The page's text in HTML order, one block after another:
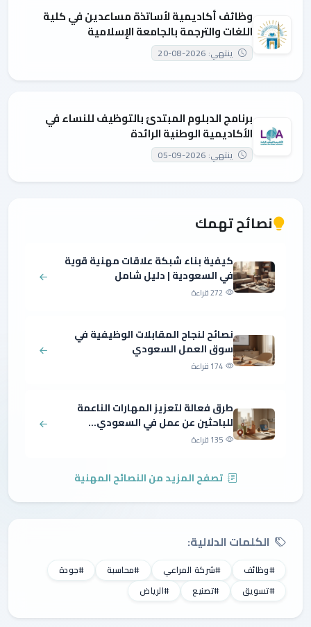
وظائف أكاديمية لأساتذة مساعدين في كلية
اللغات والترجمة بالجامعة الإسلامية
ينتهي: 2026-08-20
برنامج الدبلوم المبتدئ بالتوظيف للنساء في
الأكاديمية الوطنية الرائدة
ينتهي: 2026-09-05
نصائح تهمك
كيفية بناء شبكة علاقات مهنية قوية
في السعودية | دليل شامل
272 قراءة
نصائح لنجاح المقابلات الوظيفية في
سوق العمل السعودي
174 قراءة
طرق فعالة لتعزيز المهارات الناعمة
للباحثين عن عمل في السعودي...
135 قراءة
تصفح المزيد من النصائح المهنية
الكلمات الدلالية:
#وظائف #شركة المراعي #محاسبة
#جودة
#تسويق
#تصنيع #الرياض